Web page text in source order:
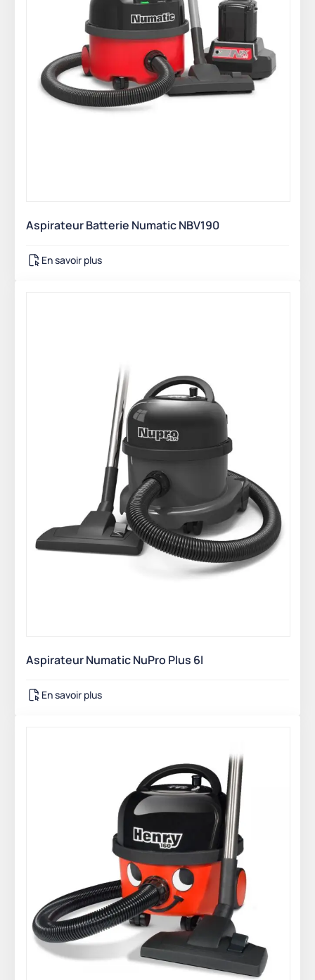
Aspirateur Batterie Numatic NBV190
En savoir plus
Aspirateur Numatic NuPro Plus 6l
En savoir plus